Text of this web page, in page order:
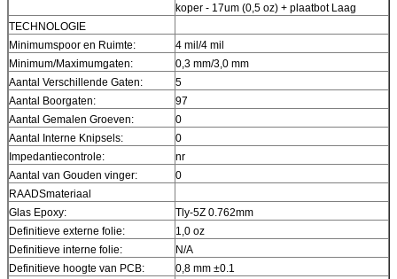
koper - 17um (0,5 oz) + plaatbot Laag
TECHNOLOGIE
Minimumspoor en Ruimte:
4 mil/4 mil
Minimum/Maximumgaten:
0,3 mm/3,0 mm
Aantal Verschillende Gaten:
5
Aantal Boorgaten:
97
Aantal Gemalen Groeven:
0
Aantal Interne Knipsels:
0
Impedantiecontrole:
nr
Aantal van Gouden vinger:
0
RAADSmateriaal
Glas Epoxy:
Tly-5Z 0.762mm
Definitieve externe folie:
1,0 oz
Definitieve interne folie:
N/A
Definitieve hoogte van PCB:
0,8 mm ±0.1